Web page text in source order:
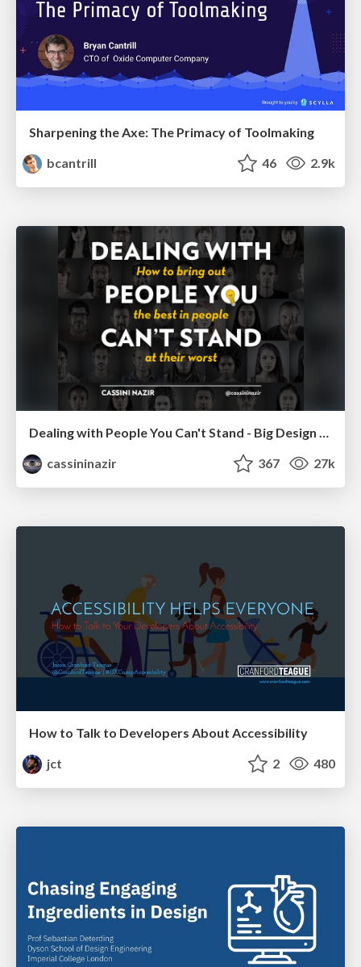
Sharpening the Axe: The Primacy of Toolmaking
bcantrill
46 2.9k
Dealing with People You Can't Stand - Big Design 2015
cassininazir
367 27k
How to Talk to Developers About Accessibility
jct
2 480